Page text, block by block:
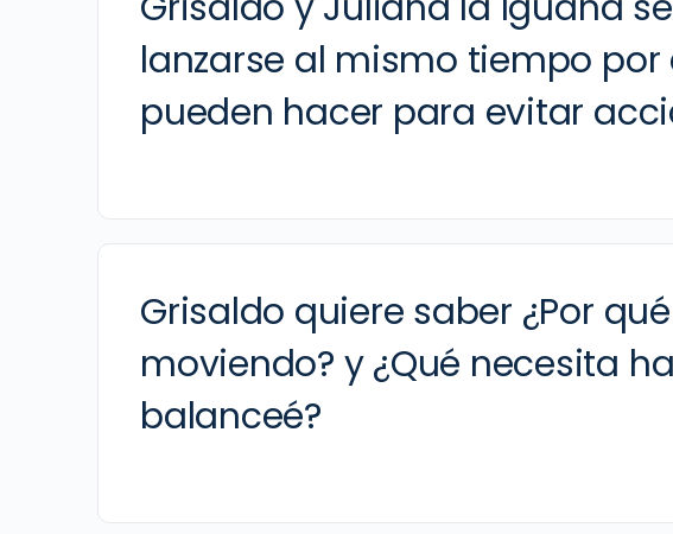
lanzarse al mismo tiempo por
pueden hacer para evitar
Grisaldo quiere saber ¿Por
moviendo? y ¿Qué necesita
balanceé?